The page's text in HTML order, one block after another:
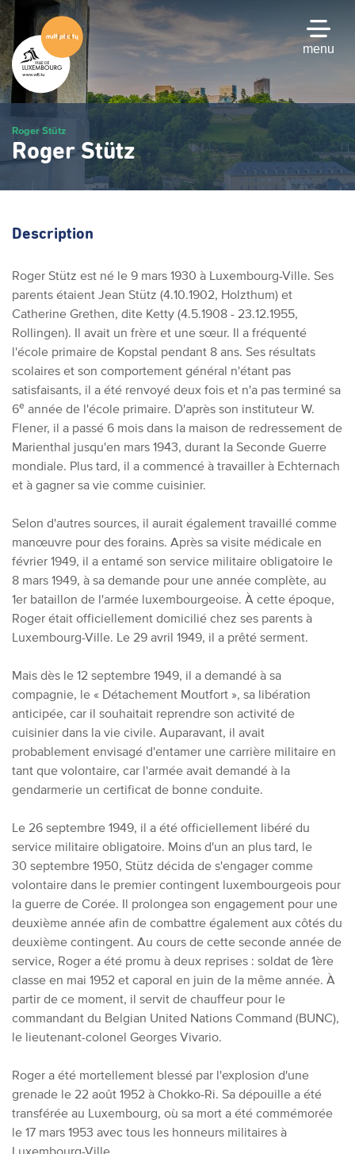
Passer
au
contenu
principal
menu
Roger Stütz
Roger Stütz
Description
Roger Stütz est né le 9 mars 1930 à Luxembourg-Ville. Ses
parents étaient Jean Stütz (4.10.1902, Holzthum) et
Catherine Grethen, dite Ketty (4.5.1908 - 23.12.1955,
Rollingen). Il avait un frère et une sœur. Il a fréquenté
l'école primaire de Kopstal pendant 8 ans. Ses résultats
scolaires et son comportement général n'étant pas
satisfaisants, il a été renvoyé deux fois et n'a pas terminé sa
6e année de l'école primaire. D'après son instituteur W.
Flener, il a passé 6 mois dans la maison de redressement de
Marienthal jusqu'en mars 1943, durant la Seconde Guerre
mondiale. Plus tard, il a commencé à travailler à Echternach
et à gagner sa vie comme cuisinier.
Selon d'autres sources, il aurait également travaillé comme
manœuvre pour des forains. Après sa visite médicale en
février 1949, il a entamé son service militaire obligatoire le
8 mars 1949, à sa demande pour une année complète, au
1er bataillon de l'armée luxembourgeoise. À cette époque,
Roger était officiellement domicilié chez ses parents à
Luxembourg-Ville. Le 29 avril 1949, il a prêté serment.
Mais dès le 12 septembre 1949, il a demandé à sa
compagnie, le « Détachement Moutfort », sa libération
anticipée, car il souhaitait reprendre son activité de
cuisinier dans la vie civile. Auparavant, il avait
probablement envisagé d'entamer une carrière militaire en
tant que volontaire, car l'armée avait demandé à la
gendarmerie un certificat de bonne conduite.
Le 26 septembre 1949, il a été officiellement libéré du
service militaire obligatoire. Moins d'un an plus tard, le
30 septembre 1950, Stütz décida de s'engager comme
volontaire dans le premier contingent luxembourgeois pour
la guerre de Corée. Il prolongea son engagement pour une
deuxième année afin de combattre également aux côtés du
deuxième contingent. Au cours de cette seconde année de
service, Roger a été promu à deux reprises : soldat de 1ère
classe en mai 1952 et caporal en juin de la même année. À
partir de ce moment, il servit de chauffeur pour le
commandant du Belgian United Nations Command (BUNC),
le lieutenant-colonel Georges Vivario.
Roger a été mortellement blessé par l'explosion d'une
grenade le 22 août 1952 à Chokko-Ri. Sa dépouille a été
transférée au Luxembourg, où sa mort a été commémorée
le 17 mars 1953 avec tous les honneurs militaires à
Luxembourg-Ville